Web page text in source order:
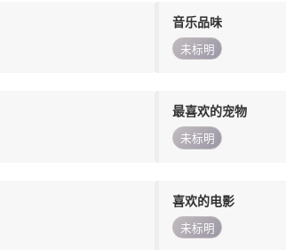
音乐品味
未标明
最喜欢的宠物
未标明
喜欢的电影
未标明